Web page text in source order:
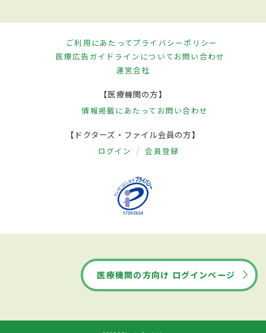
ご利用にあたってプライバシーポリシー
医療広告ガイドラインについてお問い合わせ
運営会社
【医療機関の方】
情報掲載にあたって お問い合わせ
【ドクターズ・ファイル会員の方】
ログイン 会員登録
医療機関の方向け ログインページ